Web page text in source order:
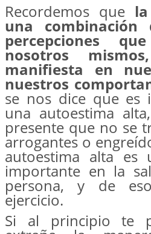
Recordemos que
una
percepciones
nosotros
manifiesta en
nuestros
se nos dice que es
una autoestima
presente que no se
arrogantes o
autoestima alta es
importante en la
persona, y de
ejercicio.
Si al principio te